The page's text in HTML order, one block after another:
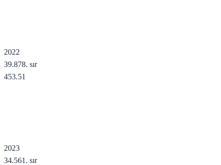
2022
39.878. sır
453.51
2023
34.561 . sır